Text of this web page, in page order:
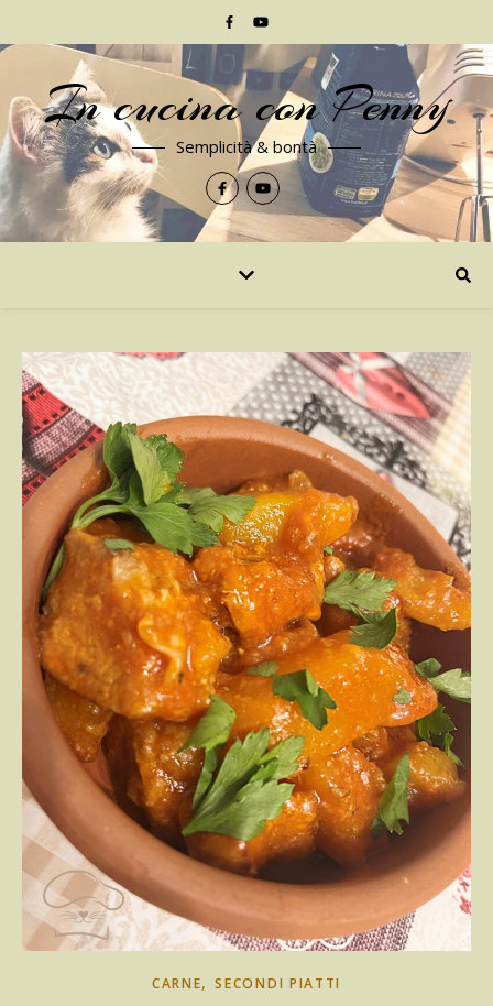
In cucina con Penny
Semplicità & bontà
CARNE,SECONDI PIATTI